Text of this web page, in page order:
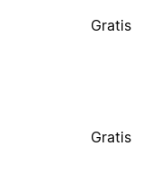
Gratis
Gratis